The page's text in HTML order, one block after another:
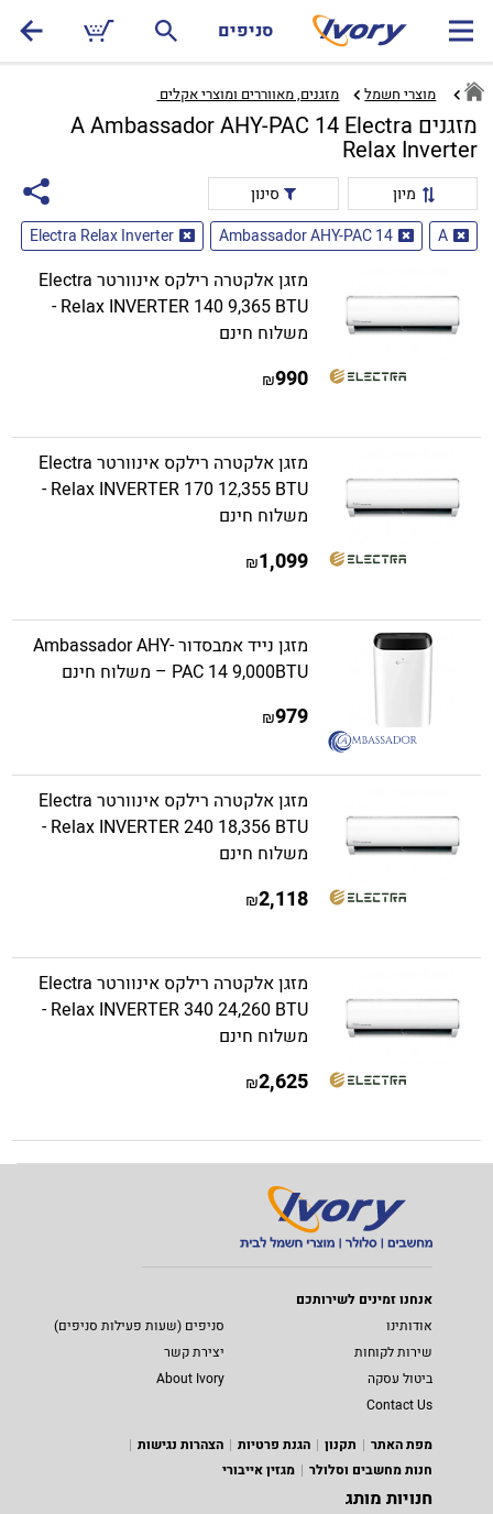
סניפים
מוצרי חשמל מזגנים, מאווררים ומוצרי אקלים ‏
מזגנים A Ambassador AHY-PAC 14 Electra
Relax Inverter
מיון
סינון
A
Ambassador AHY-PAC 14
Electra Relax Inverter
מזגן אלקטרה רילקס אינוורטר Electra
Relax INVERTER 140 9,365 BTU -
משלוח חינם
990
₪
מזגן אלקטרה רילקס אינוורטר Electra
Relax INVERTER 170 12,355 BTU -
משלוח חינם
1,099
₪
מזגן נייד אמבסדור Ambassador AHY-
PAC 14 9,000BTU – משלוח חינם
979
₪
מזגן אלקטרה רילקס אינוורטר Electra
Relax INVERTER 240 18,356 BTU -
משלוח חינם
2,118
₪
מזגן אלקטרה רילקס אינוורטר Electra
Relax INVERTER 340 24,260 BTU -
משלוח חינם
2,625
₪
אנחנו זמינים לשירותכם
אודותינו
סניפים (שעות פעילות סניפים)
שירות לקוחות
יצירת קשר
ביטול עסקה
About Ivory
Contact Us
מפת האתר
תקנון הגנת פרטיות
הצהרות נגישות
חנות מחשבים וסלולר
מגזין אייבורי
חנויות מותג